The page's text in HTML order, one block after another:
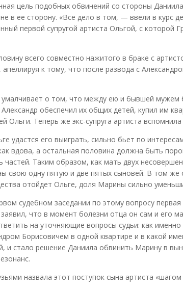
цель подобных обвинений со стороны
в ее сторону. «Все дело в том, — ввели в курс
первой супругой артиста Ольгой, с которой
всего совместно нажитого в браке с
к тому, что после развода с
умалчивает о том, что между ею и бывшей мужем
обеспечил их общих детей, купил им
Ольги. Теперь же экс-супруга артиста вспомнила
удастся его выиграть, сильно бьет по
вдова, а остальная половина должна быть
Таким образом, как мать двух
свою одну пятую и две пятых сыновей. В том же
отойдет Ольге, доля Марины сильно
судебном заседании по этому вопросу
что в момент болезни отца он сам и его
на уточняющие вопросы судьи: как
Борисовичем в одной квартире и в какой
и стало решение Даниила обвинить Марину в
назвала этот поступок сына артиста «шагом